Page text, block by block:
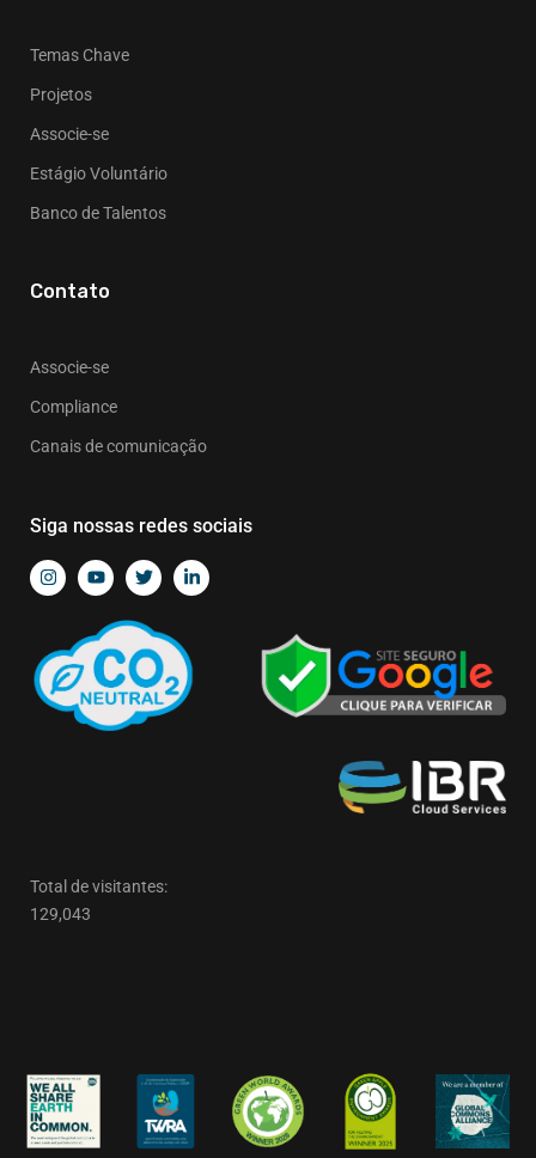
Temas Chave
Projetos
Associe-se
Estágio Voluntário
Banco de Talentos
Contato
Associe-se
Compliance
Canais de comunicação
Siga nossas redes sociais
Total de visitantes:
129,043